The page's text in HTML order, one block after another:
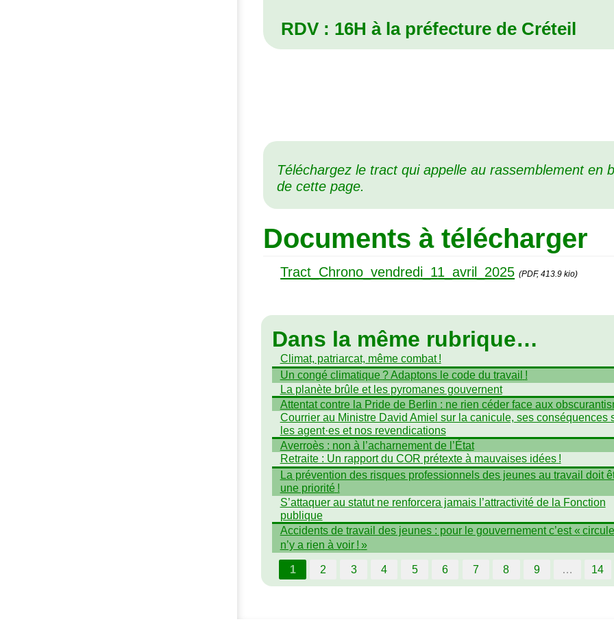
RDV : 16H à la préfecture de Créteil
Téléchargez le tract qui appelle au rassemblement en
de cette page.
Documents à télécharger
Tract_Chrono_vendredi_11_avril_2025 (PDF, 413.9 kio)
Dans la même rubrique…
Climat, patriarcat, même combat !
Un congé climatique ? Adaptons le code du travail !
La planète brûle et les pyromanes gouvernent
Attentat contre la Pride de Berlin : ne rien céder face aux
Courrier au Ministre David Amiel sur la canicule, ses conséquences
les agent·es et nos revendications
Averroès : non à l’acharnement de l’État
Retraite : Un rapport du COR prétexte à mauvaises idées !
La prévention des risques professionnels des jeunes au travail doit
une priorité !
S’attaquer au statut ne renforcera jamais l’attractivité de la Fonction
publique
Accidents de travail des jeunes : pour le gouvernement c’est «
n’y a rien à voir ! »
1 2 3 4 5 6 7 8 9 … 14